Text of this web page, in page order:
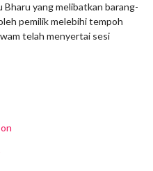
yang melibatkan barang-
pemilik melebihi tempoh
telah menyertai sesi